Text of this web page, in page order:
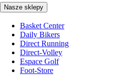
Nasze sklepy
Basket Center
Daily Bikers
Direct Running
Direct-Volley
Espace Golf
Foot-Store